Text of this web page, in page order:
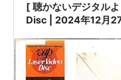
[ 聴かないデジタル
Disc | 2024年12月
～ [※未開封品][発売
70570](Laser Disc)
#Portrait 他 |